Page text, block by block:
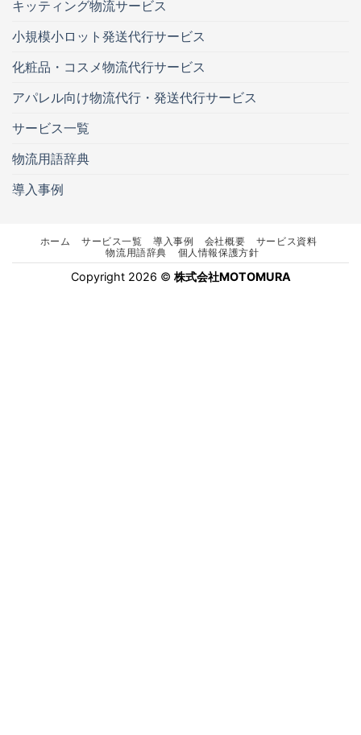
キッティング物流サービス
小規模小ロット発送代行サービス
化粧品・コスメ物流代行サービス
アパレル向け物流代行・発送代行サービス
サービス一覧
物流用語辞典
導入事例
ホーム サービス一覧 導入事例 会社概要
サービス資料
物流用語辞典
個人情報保護方針
Copyright 2026 © 株式会社MOTOMURA